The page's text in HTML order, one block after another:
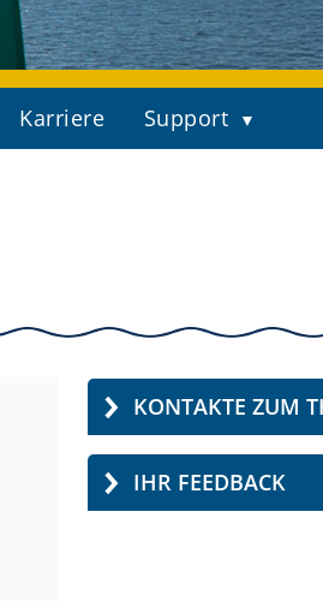
Karriere Support
KONTAKTE ZUM
IHR FEEDBACK